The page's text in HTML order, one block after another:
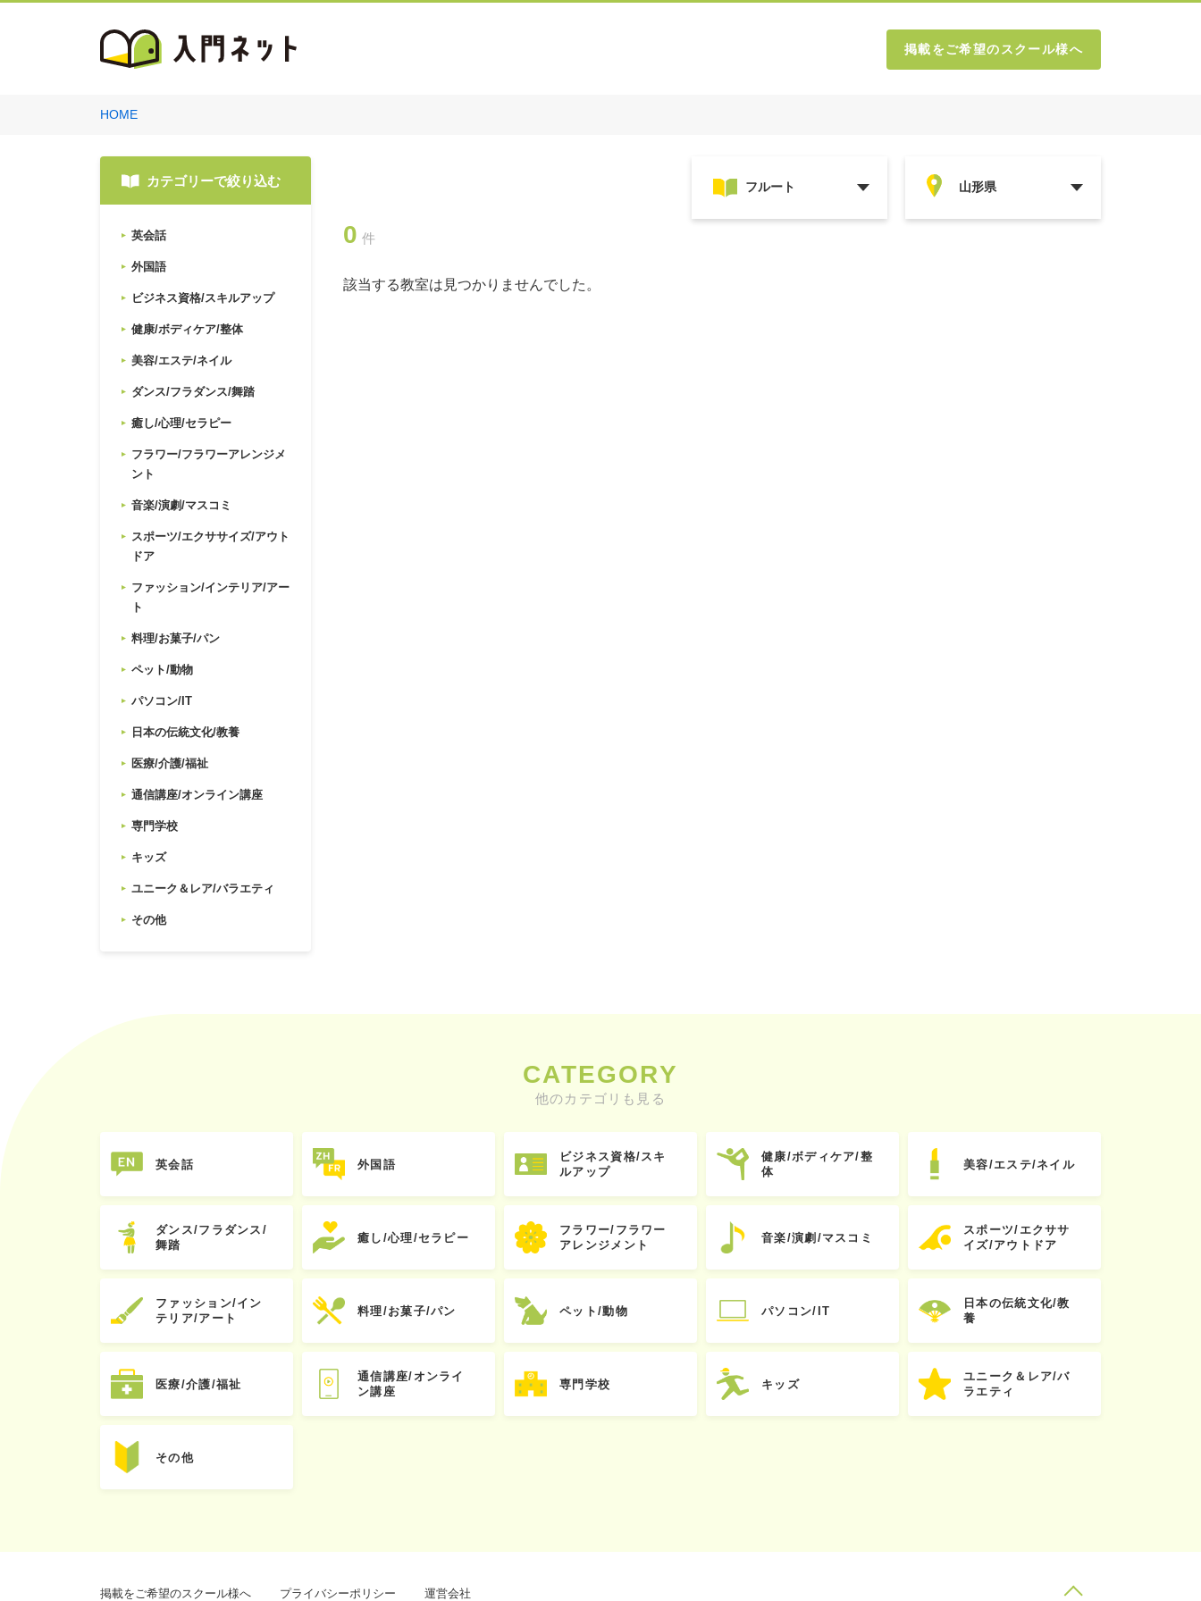
掲載をご希望のスクール様へ
HOME
カテゴリーで絞り込む
英会話
外国語
ビジネス資格/スキルアップ
健康/ボディケア/整体
美容/エステ/ネイル
ダンス/フラダンス/舞踏
癒し/心理/セラピー
フラワー/フラワーアレンジメ
ント
音楽/演劇/マスコミ
スポーツ/エクササイズ/アウト
ドア
ファッション/インテリア/アー
ト
料理/お菓子/パン
ペット/動物
パソコン/IT
日本の伝統文化/教養
医療/介護/福祉
通信講座/オンライン講座
専門学校
キッズ
ユニーク＆レア/バラエティ
その他
0 件
該当する教室は見つかりませんでした。
CATEGORY
他のカテゴリも見る
英会話 外国語
ビジネス資格/スキ
ルアップ
健康/ボディケア/整
体
美容/エステ/ネイル
ダンス/フラダンス/
舞踏
癒し/心理/セラピー
フラワー/フラワー
アレンジメント
音楽/演劇/マスコミ
スポーツ/エクササ
イズ/アウトドア
ファッション/イン
テリア/アート
料理/お菓子/パン ペット/動物 パソコン/IT
日本の伝統文化/教
養
医療/介護/福祉
通信講座/オンライ
ン講座
専門学校 キッズ
ユニーク＆レア/バ
ラエティ
その他
掲載をご希望のスクール様へ プライバシーポリシー 運営会社